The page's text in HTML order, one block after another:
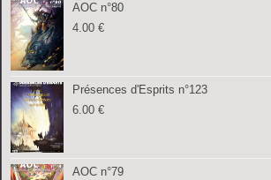
AOC n°80
4.00€
Présences d'Esprits n°123
6.00€
AOC n°79